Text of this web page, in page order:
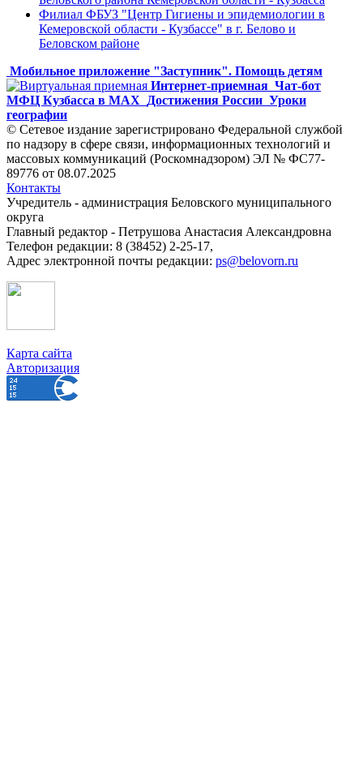
Филиал ФБУЗ "Центр Гигиены и эпидемиологии в
Кемеровской области - Кузбассе" в г. Белово и
Беловском районе
Мобильное приложение "Заступник". Помощь детям
Интернет-приемная Чат-бот
МФЦ Кузбасса в MAX
Достижения России Уроки
географии
© Сетевое издание зарегистрировано Федеральной службой
по надзору в сфере связи, информационных технологий и
массовых коммуникаций (Роскомнадзором) ЭЛ № ФС77-
89776 от 08.07.2025
Контакты
Учредитель - администрация Беловского муниципального
округа
Главный редактор - Петрушова Анастасия Александровна
Телефон редакции: 8 (38452) 2-25-17,
Адрес электронной почты редакции: ps@belovorn.ru
Карта сайта
Авторизация